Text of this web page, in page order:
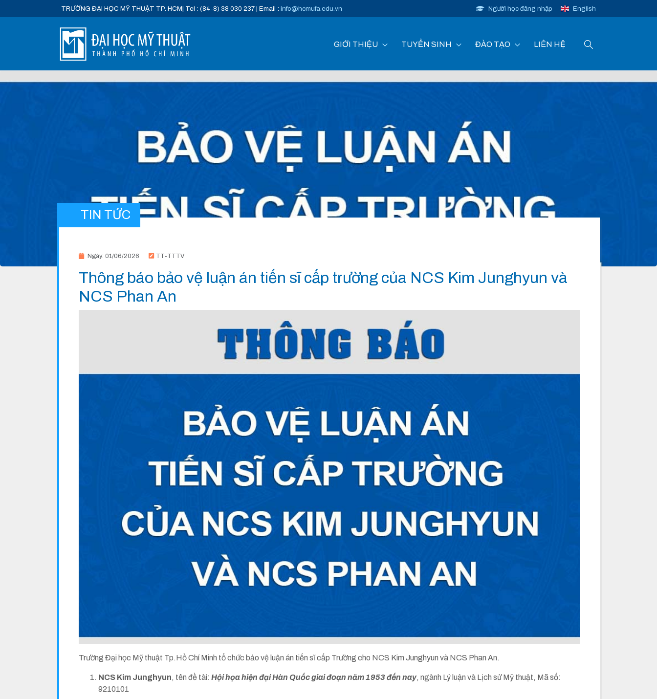
TRƯỜNG ĐẠI HỌC MỸ THUẬT TP. HCM| Tel : (84-8) 38 030 237 | Email : info@hcmufa.edu.vn Người học đăng nhập English
GIỚI THIỆU TUYỂN SINH ĐÀO TẠO LIÊN HỆ
TIN TỨC
Ngày: 01/06/2026 TT-TTTV
Thông báo bảo vệ luận án tiến sĩ cấp trường của NCS Kim Junghyun và
NCS Phan An
Trường Đại học Mỹ thuật Tp.Hồ Chí Minh tổ chức bảo vệ luận án tiến sĩ cấp Trường cho NCS Kim Junghyun và NCS Phan An.
NCS Kim Junghyun, tên đề tài: Hội họa hiện đại Hàn Quốc giai đoạn năm 1953 đến nay, ngành Lý luận và Lịch sử Mỹ thuật, Mã số:
9210101